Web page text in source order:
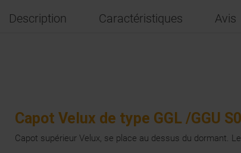
Description Caractéristiques Avis
Capot Velux de type GGL /GGU
Capot supérieur Velux, se place au dessus du dormant.